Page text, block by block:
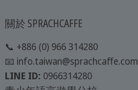
關於 SPRACHCAFFE
📞 +886 (0) 966 314280
📧 info.taiwan@sprachcaffe.com
LINE ID: 0966314280